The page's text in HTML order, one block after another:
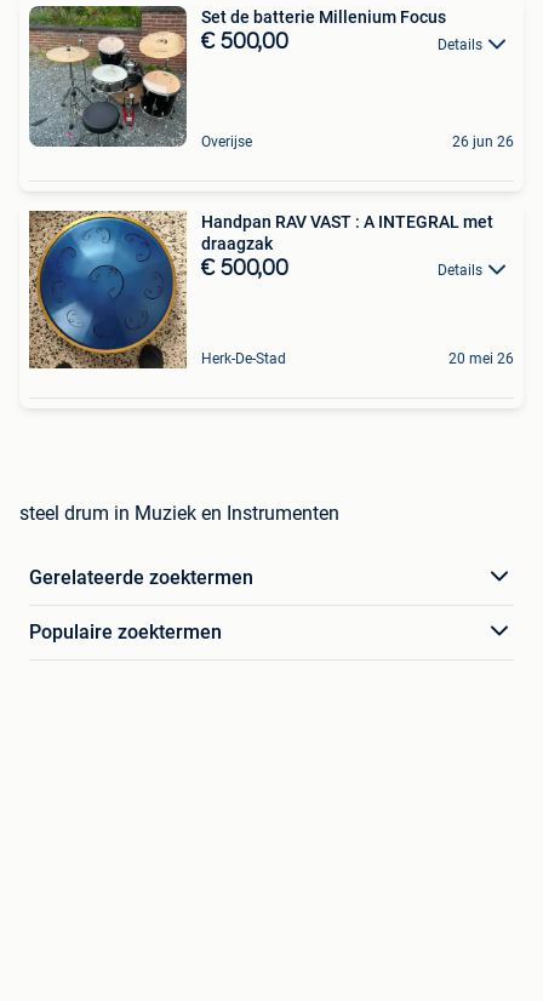
Set de batterie Millenium Focus
€ 500,00 Details
Overijse 26 jun 26
Handpan RAV VAST : A INTEGRAL met
draagzak
€ 500,00 Details
Herk-De-Stad 20 mei 26
steel drum in Muziek en Instrumenten
Gerelateerde zoektermen
Populaire zoektermen